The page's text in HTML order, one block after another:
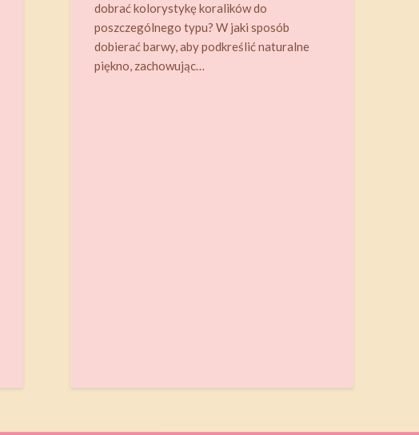
dobrać kolorystykę koralików do
poszczególnego typu? W jaki sposób
dobierać barwy, aby podkreślić naturalne
piękno, zachowując…